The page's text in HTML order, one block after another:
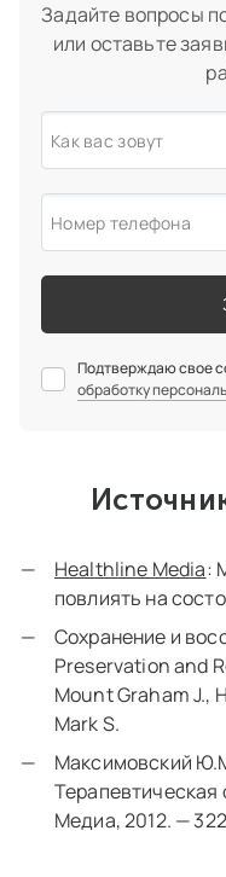
Задайте вопросы
или оставьте
Как вас зовут
Номер телефона
Подтверждаю свое
обработку
Healthline Media:
повлиять на
Сохранение и
Preservation and
Mount Graham J.,
Mark S.
Максимовский
Медиа, 2012. —